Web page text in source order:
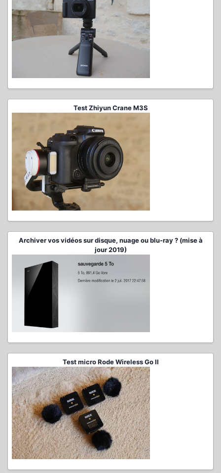
Test Zhiyun Crane M3S
Archiver vos vidéos sur disque, nuage ou blu-ray ? (mise à
jour 2019)
Test micro Rode Wireless Go II